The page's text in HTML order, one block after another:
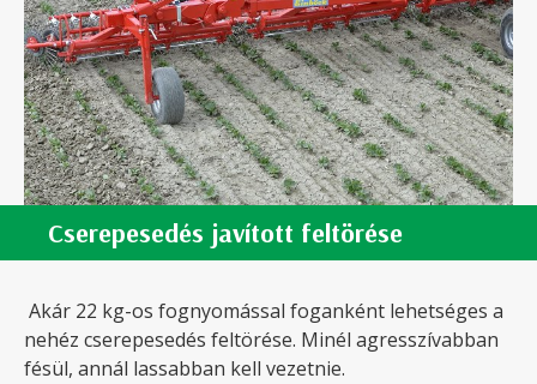
Cserepesedés javított feltörése
Akár 22 kg-os fognyomással foganként lehetséges a
nehéz cserepesedés feltörése. Minél agresszívabban
fésül, annál lassabban kell vezetnie.